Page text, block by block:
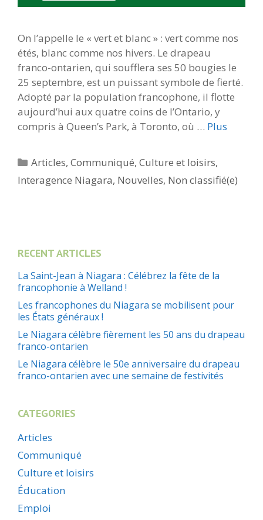
On l’appelle le « vert et blanc » : vert comme nos
étés, blanc comme nos hivers. Le drapeau
franco-ontarien, qui soufflera ses 50 bougies le
25 septembre, est un puissant symbole de fierté.
Adopté par la population francophone, il flotte
aujourd’hui aux quatre coins de l’Ontario, y
compris à Queen’s Park, à Toronto, où … Plus
Catégories
Articles,Communiqué,Culture et loisirs,
Interagence Niagara, Nouvelles, Non classifié(e)
RECENT ARTICLES
La Saint-Jean à Niagara : Célébrez la fête de la
francophonie à Welland !
Les francophones du Niagara se mobilisent pour
les États généraux !
Le Niagara célèbre fièrement les 50 ans du drapeau
franco-ontarien
Le Niagara célèbre le 50e anniversaire du drapeau
franco-ontarien avec une semaine de festivités
CATEGORIES
Articles
Communiqué
Culture et loisirs
Éducation
Emploi